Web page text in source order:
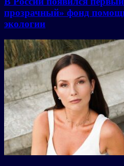
прозрачный» фонд
экологии